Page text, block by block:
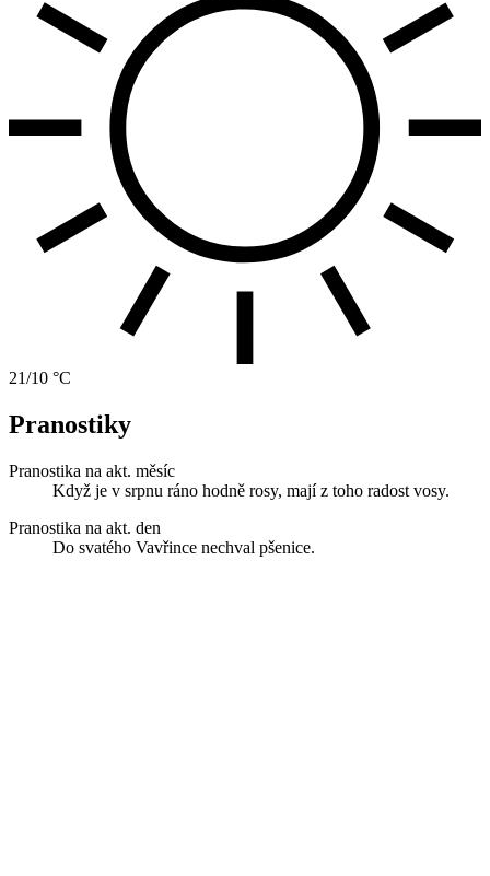
21/10 °C
Pranostiky
Pranostika na akt. měsíc
Když je v srpnu ráno hodně rosy, mají z toho radost vosy.
Pranostika na akt. den
Do svatého Vavřince nechval pšenice.